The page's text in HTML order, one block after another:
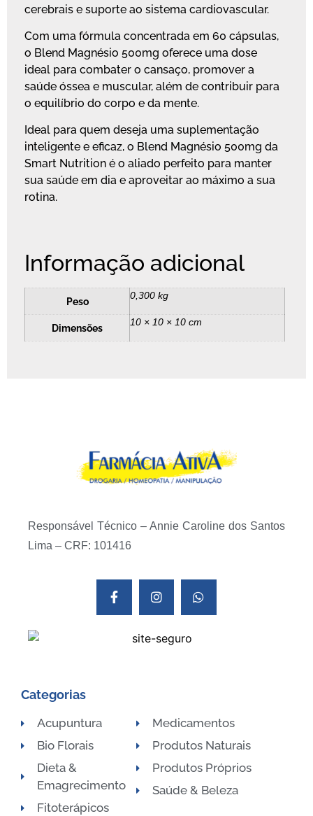
cerebrais e suporte ao sistema cardiovascular.
Com uma fórmula concentrada em 60 cápsulas,
o Blend Magnésio 500mg oferece uma dose
ideal para combater o cansaço, promover a
saúde óssea e muscular, além de contribuir para
o equilíbrio do corpo e da mente.
Ideal para quem deseja uma suplementação
inteligente e eficaz, o Blend Magnésio 500mg da
Smart Nutrition é o aliado perfeito para manter
sua saúde em dia e aproveitar ao máximo a sua
rotina.
Informação adicional
Peso 0,300 kg
Dimensões 10 × 10 × 10 cm
Responsável Técnico – Annie Caroline dos Santos
Lima – CRF: 101416
Categorias
Acupuntura
Bio Florais
Dieta &
Emagrecimento
Fitoterápicos
Medicamentos
Produtos Naturais
Produtos Próprios
Saúde & Beleza